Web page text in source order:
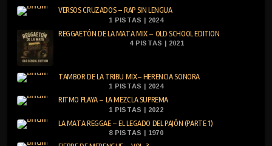
VERSOS CRUZADOS – RAP SIN LENGUA
1 PISTAS | 2024
REGGAETÓN DE LA MATA MIX – OLD SCHOOL EDITION
4 PISTAS | 2021
TAMBOR DE LA TRIBU MIX– HERENCIA SONORA
1 PISTAS | 2024
RITMO PLAYA – LA MEZCLA SUPREMA
1 PISTAS | 2022
LA MATA REGGAE – EL LEGADO DEL PAJÓN (PARTE 1)
8 PISTAS | 1970